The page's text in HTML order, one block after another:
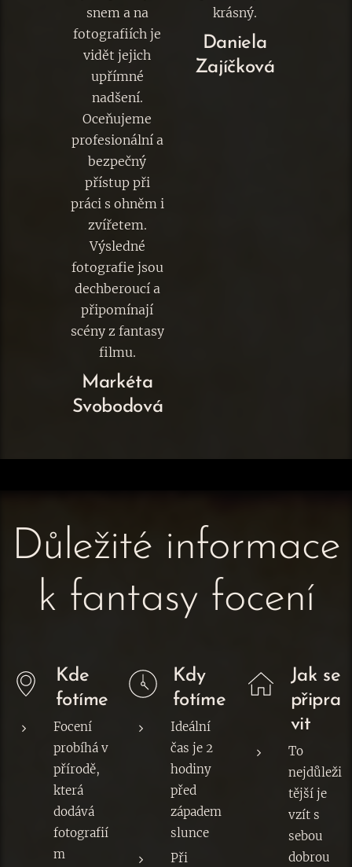
snem a na
fotografiích je
vidět jejich
upřímné
nadšení.
Oceňujeme
profesionální a
bezpečný
přístup při
práci s ohněm i
zvířetem.
Výsledné
fotografie jsou
dechberoucí a
připomínají
scény z fantasy
filmu.
Markéta
Svobodová
krásný.
Daniela
Zajíčková
Důležité informace
k fantasy focení
Kde
fotíme
Focení
probíhá v
přírodě,
která
dodává
fotografií
m
Kdy
fotíme
Ideální
čas je 2
hodiny
před
západem
slunce
Při
Jak se
připra
vit
To
nejdůleži
tější je
vzít s
sebou
dobrou